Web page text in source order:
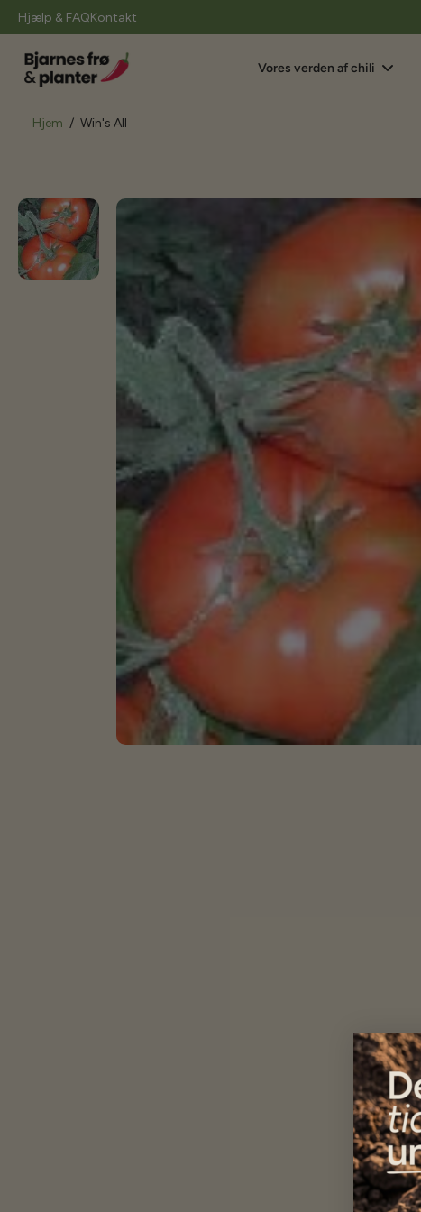
Hjælp & FAQKontakt
Vores verden af chili
Hjem / Win's All
Gå
til
produktoplysninger